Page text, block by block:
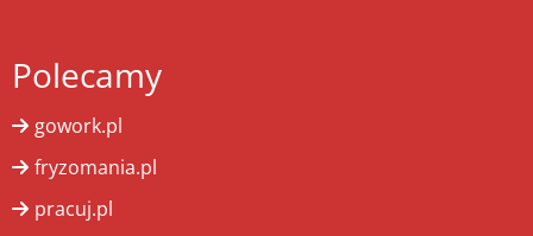
Polecamy
gowork.pl
fryzomania.pl
pracuj.pl